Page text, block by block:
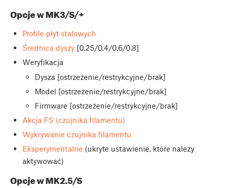
Opcje w MK3/S/+
Profile płyt stalowych
Średnica dyszy[0.25/0.4/0.6/0.8]
Weryfikacja
Dysza [ostrzeżenie/restrykcyjne/brak]
Model [ostrzeżenie/restrykcyjne/brak]
Firmware [ostrzeżenie/restrykcyjne/brak]
Akcja FS (czujnika filamentu)
Wykrywanie czujnika filamentu
Eksperymentalne (ukryte ustawienie, które należy
aktywować)
Opcje w MK2.5/S